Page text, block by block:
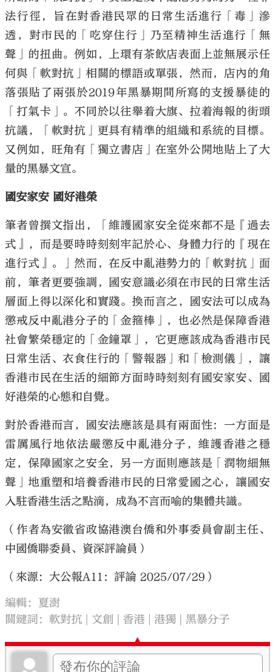
法行徑，旨在對香港民眾的日常生活進行「毒」滲
透，對市民的「吃穿住行」乃至精神生活進行「無
聲」的扭曲。例如，上環有茶飲店表面上並無展示任
何與「軟對抗」相關的標語或單張，然而，店內的角
落張貼了兩張於2019年黑暴期間所寫的支援暴徒的
「打氣卡」。不同於以往舉着大旗、拉着海報的街頭
抗議，「軟對抗」更具有精準的組織和系統的目標。
又例如，旺角有「獨立書店」在室外公開地貼上了大
量的黑暴文宣。
國安家安 國好港榮
筆者曾撰文指出，「維護國家安全從來都不是『過去
式』，而是要時時刻刻牢記於心、身體力行的『現在
進行式』。」然而，在反中亂港勢力的「軟對抗」面
前，筆者更要強調，國安意識必須在市民的日常生活
層面上得以深化和實踐。換而言之，國安法可以成為
懲戒反中亂港分子的「金箍棒」，也必然是保障香港
社會繁榮穩定的「金鐘罩」，它更應該成為香港市民
日常生活、衣食住行的「警報器」和「檢測儀」，讓
香港市民在生活的細節方面時時刻刻有國安家安、國
好港榮的心態和自覺。
對於香港而言，國安法應該是具有兩面性：一方面是
雷厲風行地依法嚴懲反中亂港分子，維護香港之穩
定，保障國家之安全，另一方面則應該是「潤物細無
聲」地重塑和培養香港市民的日常愛國之心，讓國安
入駐香港生活之點滴，成為不言而喻的集體共識。
（作者為安徽省政協港澳台僑和外事委員會副主任、
中國僑聯委員、資深評論員）
（來源：大公報A11：評論 2025/07/29）
編輯：夏澍
關鍵詞： 軟對抗 文創 香港 港獨 黑暴分子